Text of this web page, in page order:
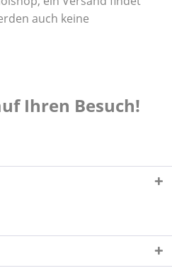
auch keine
Ihren Besuch!